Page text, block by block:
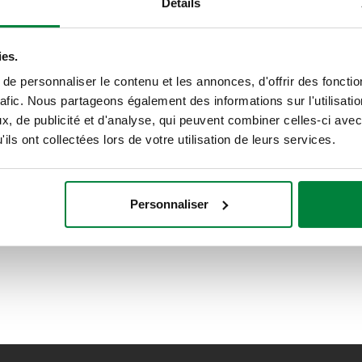
Détails
personnaliser le contenu et les annonces, d'offrir des
Nous partageons également des informations sur
de publicité et d'analyse, qui peuvent combiner celles-ci
ont collectées lors de votre utilisation de leurs services.
Personnaliser
Kit de lamelles de rechange.